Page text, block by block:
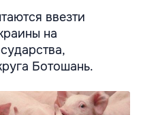
ввезти
на
Ботошань.